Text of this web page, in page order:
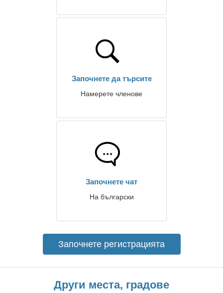
Започнете да търсите
Намерете членове
Започнете чат
На български
Започнете регистрацията
Други места, градове